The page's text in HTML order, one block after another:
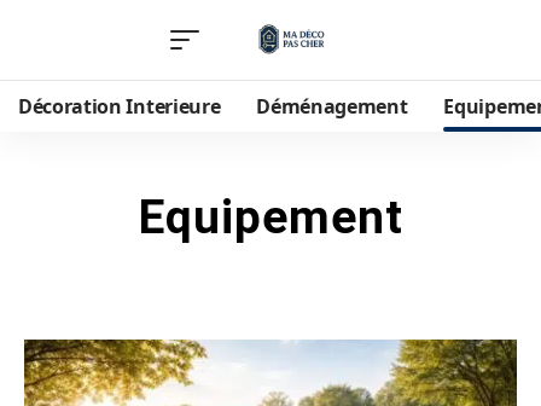
Décoration Interieure Déménagement
Equipement